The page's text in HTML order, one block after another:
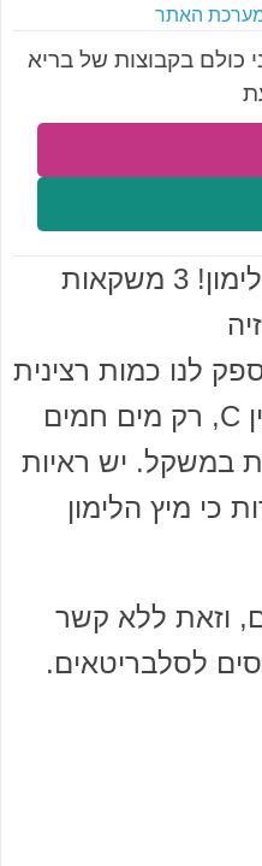
האתר
כולם בקבוצות של בריא
שכחו ממים חמים עם לימון! 3 משקאות
לנו כמות רצינית
של נוגדי חמצון, ו-ויטמין C, רק מים חמים
במשקל. יש ראיות
כי מיץ הלימון
וזאת ללא קשר
לסלבריטאים.